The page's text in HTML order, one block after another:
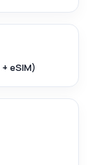
eSIM)